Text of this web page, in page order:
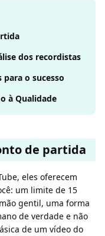
dos recordistas
o sucesso
à Qualidade
de partida
eles oferecem
um limite de 15
gentil, uma forma
de verdade e não
de um vídeo do